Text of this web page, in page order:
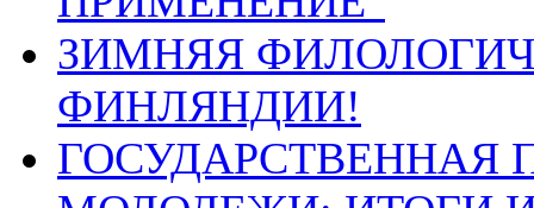
ЗИМНЯЯ
ФИНЛЯНДИИ!
ГОСУДАРСТВЕННАЯ